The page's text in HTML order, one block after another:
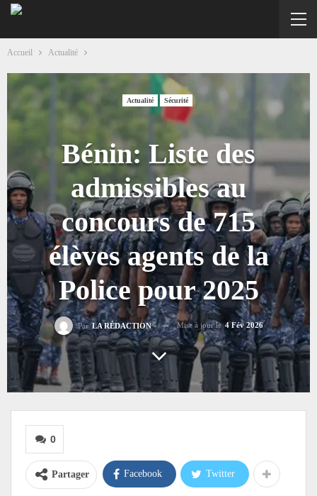
Accueil Actualité
Actualité Sécurité
Bénin: Liste des
admissibles au
concours de 715
élèves agents de la
Police pour 2025
Par LA RÉDACTION Mise à jour le4 Fév 2026
0
Partager Facebook Twitter